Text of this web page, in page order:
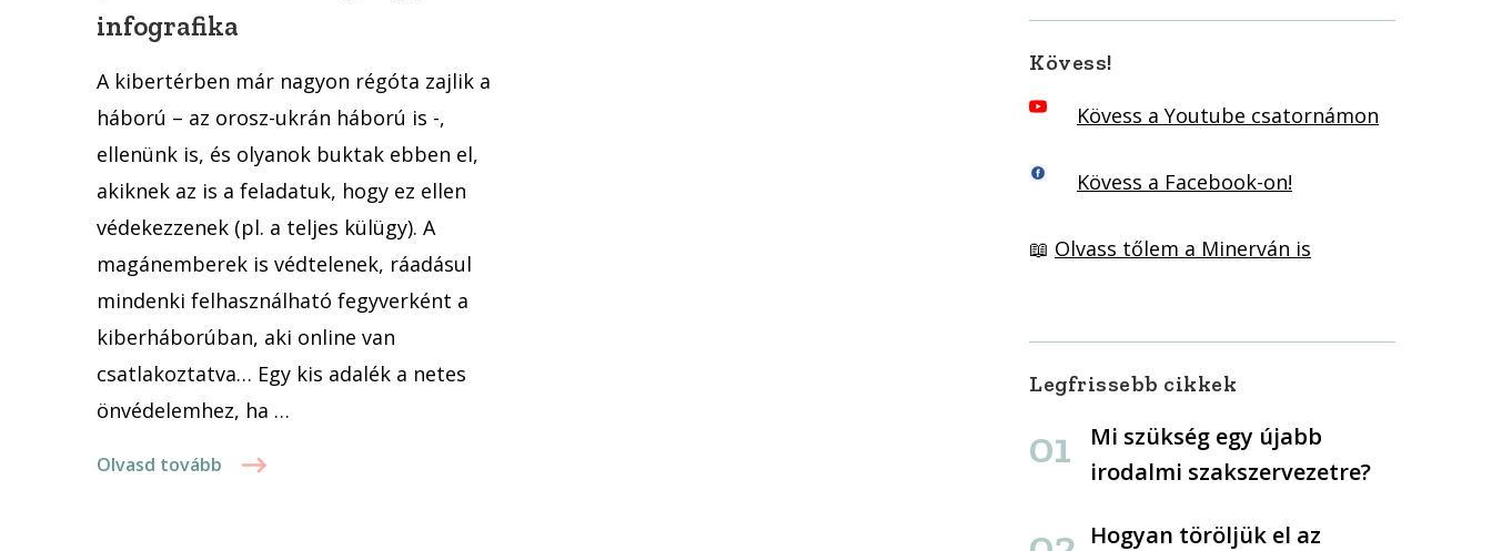
bejegyzéshez
infografika
A kibertérben már nagyon régóta zajlik a
háború – az orosz-ukrán háború is -,
ellenünk is, és olyanok buktak ebben el,
akiknek az is a feladatuk, hogy ez ellen
védekezzenek (pl. a teljes külügy). A
magánemberek is védtelenek, ráadásul
mindenki felhasználható fegyverként a
kiberháborúban, aki online van
csatlakoztatva… Egy kis adalék a netes
önvédelemhez, ha …
Olvasd tovább
Kövess!
Kövess a Youtube csatornámon
Kövess a Facebook-on!
📖 Olvass tőlem a Minerván is
Legfrissebb cikkek
Mi szükség egy újabb
irodalmi szakszervezetre?
Hogyan töröljük el az